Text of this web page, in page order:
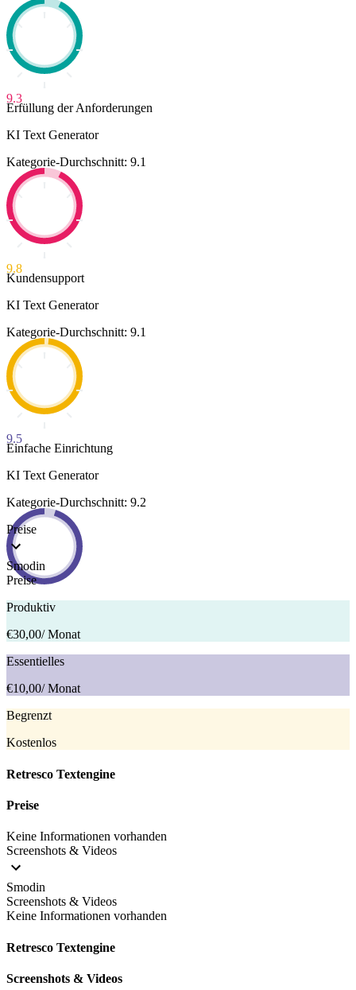
9.3
Erfüllung der Anforderungen
KI Text Generator
Kategorie-Durchschnitt: 9.1
9.8
Kundensupport
KI Text Generator
Kategorie-Durchschnitt: 9.1
9.5
Einfache Einrichtung
KI Text Generator
Kategorie-Durchschnitt: 9.2
Preise
Smodin
Preise
Produktiv
€30,00/ Monat
Essentielles
€10,00/ Monat
Begrenzt
Kostenlos
Retresco Textengine
Preise
Keine Informationen vorhanden
Screenshots & Videos
Smodin
Screenshots & Videos
Keine Informationen vorhanden
Retresco Textengine
Screenshots & Videos